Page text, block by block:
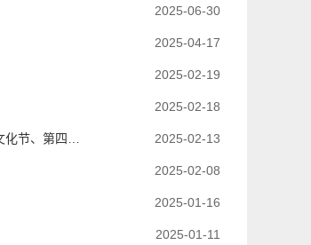
2025-06-30
2025-04-17
2025-02-19
2025-02-18
2025-02-13
2025-02-08
2025-01-16
2025-01-11